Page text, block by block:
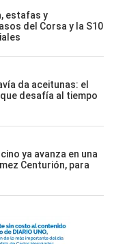
estafas y
del Corsa y la S10
da aceitunas: el
desafía al tiempo
ya avanza en una
Centurión, para